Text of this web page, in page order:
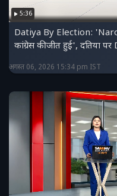
5:36
Datiya By Election:
कांग्रेस की जीत हुई',
अगस्त 06, 2026 15:34 pm IST